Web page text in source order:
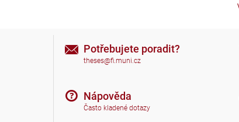
Potřebujete poradit?
theses@fi.muni.cz
Nápověda
Často kladené dotazy